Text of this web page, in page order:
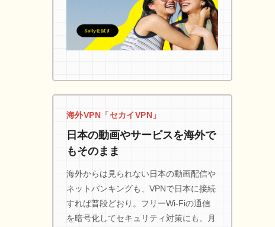
海外VPN「セカイVPN」
日本の動画やサービスを海外で
もそのまま
海外からは見られない日本の動画配信や
ネットバンキングも、VPNで日本に接続
すれば普段どおり。フリーWi-Fiの通信
を暗号化してセキュリティ対策にも。月